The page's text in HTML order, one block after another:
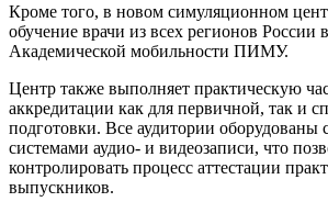
Кроме того, в новом симуляционном
обучение врачи из всех регионов
Академической мобильности ПИМУ.
Центр также выполняет практическую
аккредитации как для первичной, так и
подготовки. Все аудитории оборудованы
системами аудио- и видеозаписи, что
контролировать процесс аттестации
выпускников.